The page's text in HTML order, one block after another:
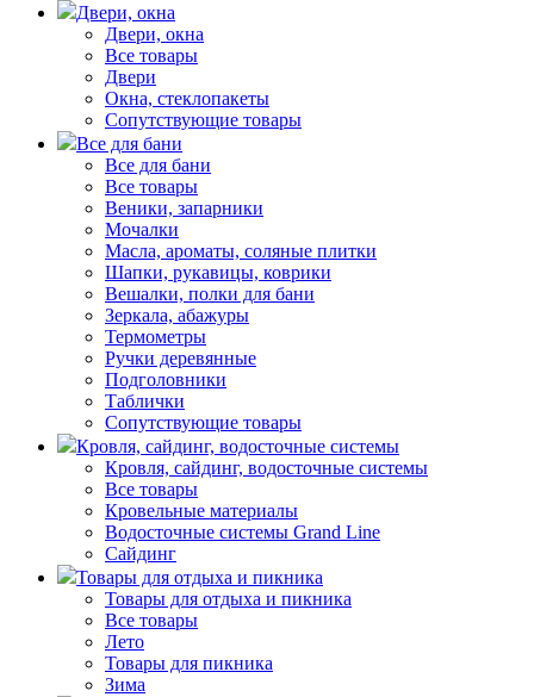
Двери, окна
Двери, окна
Все товары
Двери
Окна, стеклопакеты
Сопутствующие товары
Все для бани
Все для бани
Все товары
Веники, запарники
Мочалки
Масла, ароматы, соляные плитки
Шапки, рукавицы, коврики
Вешалки, полки для бани
Зеркала, абажуры
Термометры
Ручки деревянные
Подголовники
Таблички
Сопутствующие товары
Кровля, сайдинг, водосточные системы
Кровля, сайдинг, водосточные системы
Все товары
Кровельные материалы
Водосточные системы Grand Line
Сайдинг
Товары для отдыха и пикника
Товары для отдыха и пикника
Все товары
Лето
Товары для пикника
Зима